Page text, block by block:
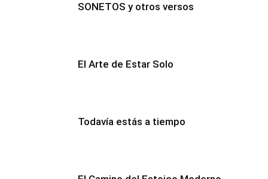
SONETOS y otros versos
El Arte de Estar Solo
Todavía estás a tiempo